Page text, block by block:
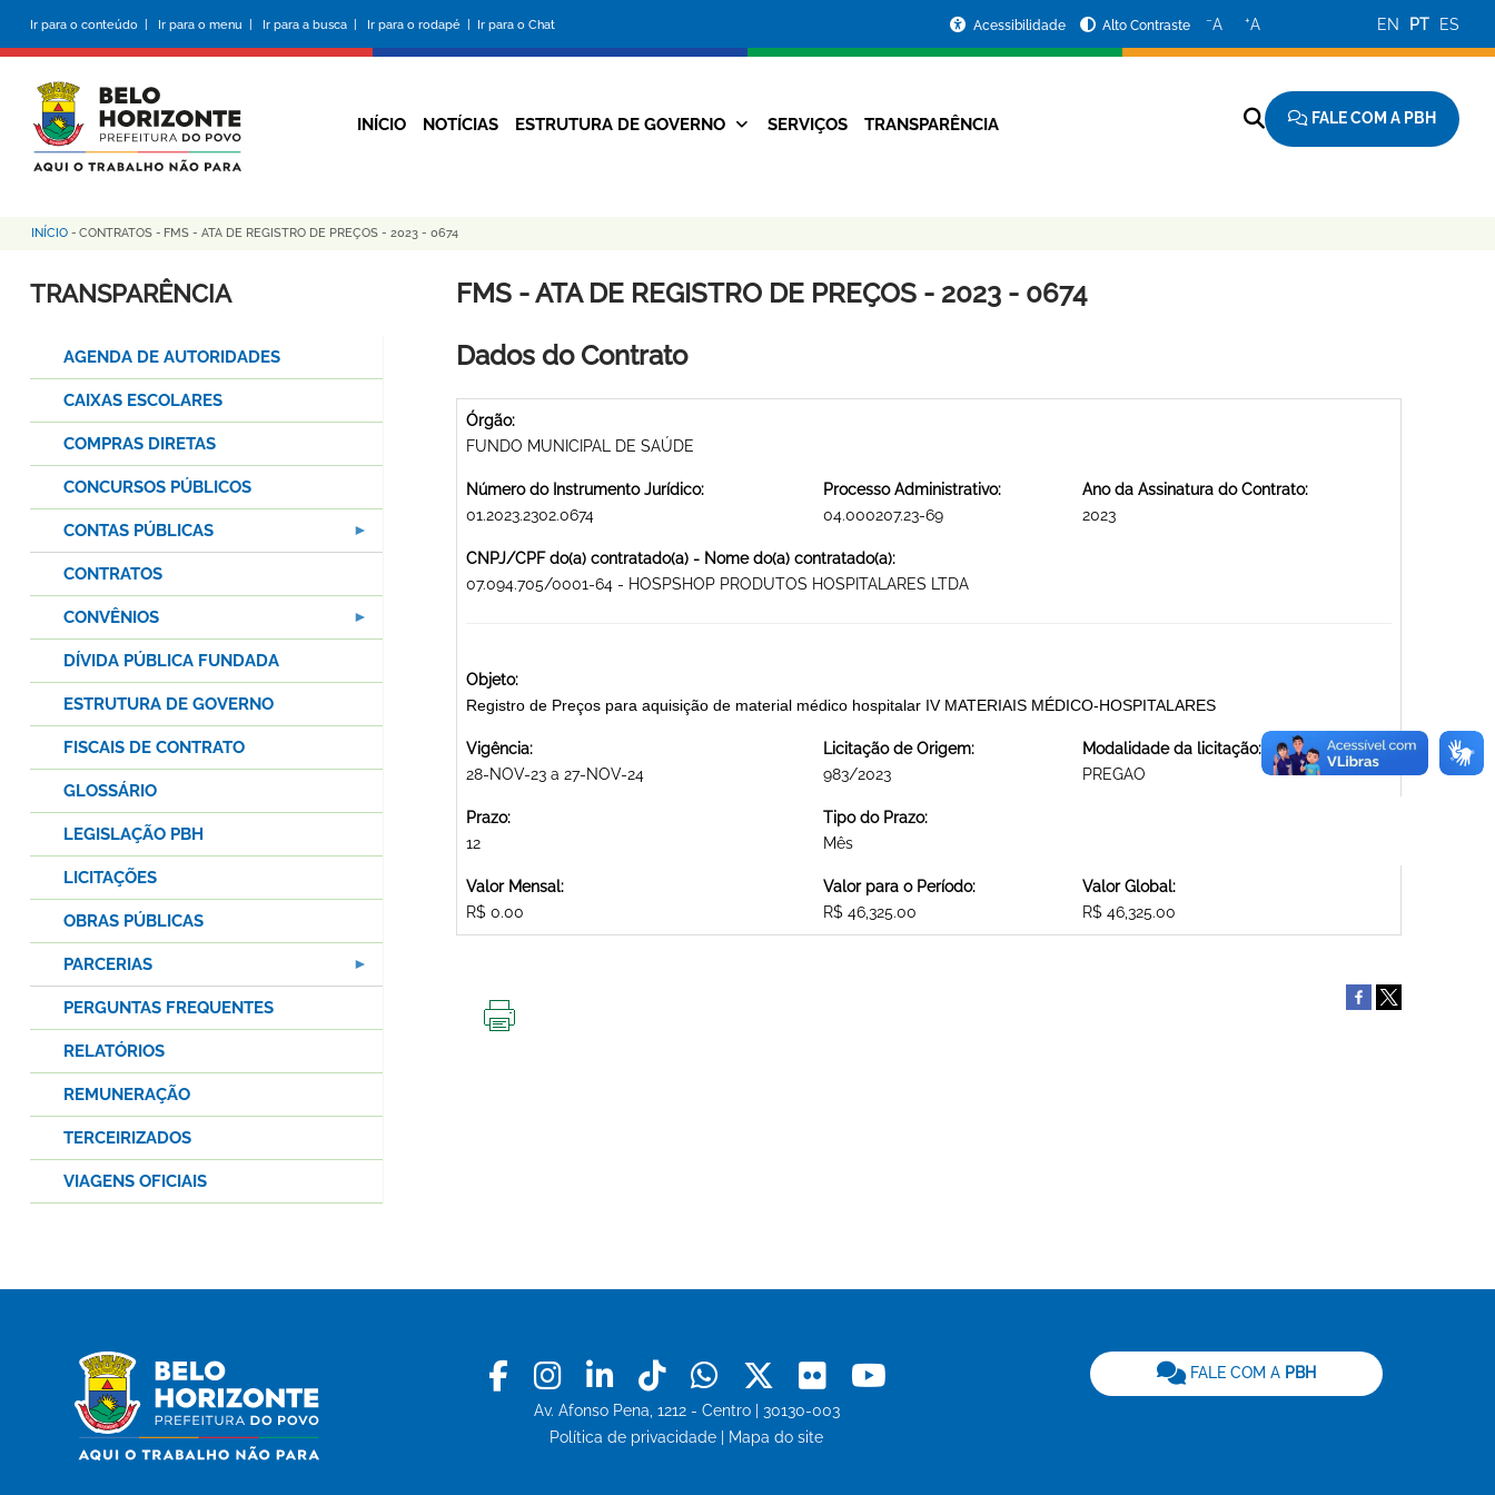
conteúdo
principal
Ir para o conteúdo | Ir para o menu | Ir para a busca | Ir para o rodapé | Ir para o Chat
da
Prefeitura
Acessibilidade Alto Contraste −A +A EN PT ES
Navegação
INÍCIO NOTÍCIAS ESTRUTURA DE GOVERNO SERVIÇOS TRANSPARÊNCIA FALE COM A PBH
Trilha
de
INÍCIO - CONTRATOS - FMS - ATA DE REGISTRO DE PREÇOS - 2023 - 0674
FMS - ATA DE REGISTRO DE PREÇOS - 2023 - 0674
Dados do Contrato
Órgão:
FUNDO MUNICIPAL DE SAÚDE
Número do Instrumento Jurídico:
01.2023.2302.0674
Processo Administrativo:
04.000207.23-69
Ano da Assinatura do Contrato:
2023
CNPJ/CPF do(a) contratado(a) - Nome do(a) contratado(a):
07.094.705/0001-64 - HOSPSHOP PRODUTOS HOSPITALARES LTDA
Objeto:
Registro de Preços para aquisição de material médico hospitalar IV MATERIAIS MÉDICO-HOSPITALARES
Vigência:
28-NOV-23 a 27-NOV-24
Licitação de Origem:
983/2023
Modalidade da licitação:
PREGAO
Prazo:
12
Tipo do Prazo:
Mês
Valor Mensal:
R$ 0.00
Valor para o Período:
R$ 46,325.00
Valor Global:
R$ 46,325.00
TRANSPARÊNCIA
AGENDA DE AUTORIDADES
CAIXAS ESCOLARES
COMPRAS DIRETAS
CONCURSOS PÚBLICOS
CONTAS PÚBLICAS
CONTRATOS
CONVÊNIOS
DÍVIDA PÚBLICA FUNDADA
ESTRUTURA DE GOVERNO
FISCAIS DE CONTRATO
GLOSSÁRIO
LEGISLAÇÃO PBH
LICITAÇÕES
OBRAS PÚBLICAS
PARCERIAS
PERGUNTAS FREQUENTES
RELATÓRIOS
REMUNERAÇÃO
TERCEIRIZADOS
VIAGENS OFICIAIS
Facebook
Instagram
LinkedinTiktokWhatsapp
X Flickr
Av. Afonso Pena, 1212 - Centro | 30130-003
Política de privacidade
Mapa do site
FALE COM A PBH